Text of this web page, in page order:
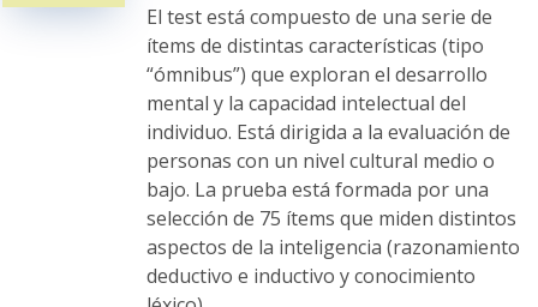
elegir
en
la
página
de
producto
El test está compuesto de una serie de
ítems de distintas características (tipo
“ómnibus”) que exploran el desarrollo
mental y la capacidad intelectual del
individuo. Está dirigida a la evaluación de
personas con un nivel cultural medio o
bajo. La prueba está formada por una
selección de 75 ítems que miden distintos
aspectos de la inteligencia (razonamiento
deductivo e inductivo y conocimiento